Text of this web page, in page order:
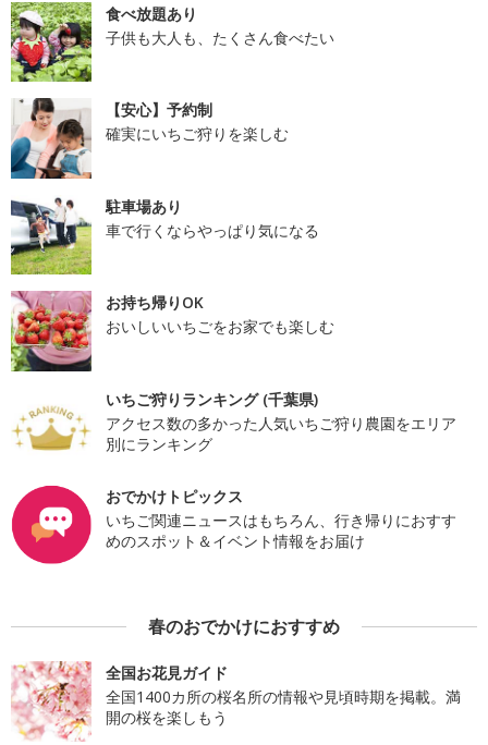
食べ放題あり
子供も大人も、たくさん食べたい
【安心】予約制
確実にいちご狩りを楽しむ
駐車場あり
車で行くならやっぱり気になる
お持ち帰りOK
おいしいいちごをお家でも楽しむ
いちご狩りランキング (千葉県)
アクセス数の多かった人気いちご狩り農園をエリア
別にランキング
おでかけトピックス
いちご関連ニュースはもちろん、行き帰りにおすす
めのスポット＆イベント情報をお届け
春のおでかけにおすすめ
全国お花見ガイド
全国1400カ所の桜名所の情報や見頃時期を掲載。満
開の桜を楽しもう